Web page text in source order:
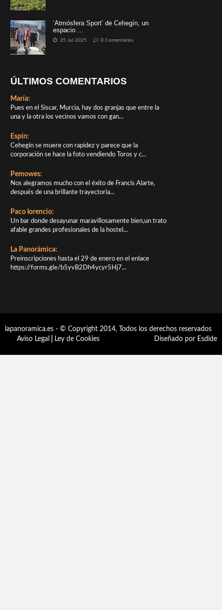
‘Atmósfera Sport’ de Cehegín, un
espacio ...
25 Jul 2025 0 Comentarios
ÚLTIMOS COMENTARIOS
María:
Pues en el Siscar, Murcia, hay dos granjas que entre la
una y la otra los vecinos vamos con gan...
Espín:
Cehegín se muere con rapidez y parece que la
corporación se hace la foto vendiendo Toros y c...
Pemowes:
Nos alegramos mucho con el éxito de Francis Alarte,
después de una brillante trayectoria...
Paco lorencio:
Un bar donde desayunar maravillosamente bien,un trato
afable grandes profesionales de la hostel...
La Panorámica:
Preinscripciones hasta el 29 de enero en el enlace
https://forms.gle/b5yvB2Dh4ycyr5Hj7...
lapanoramica.es - © Copyright 2014, Todos los derechos reservados
Aviso Legal
Ley de Cookies Diseñado por Esdide